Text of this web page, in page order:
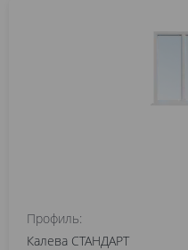
Профиль:
Калева СТАНДАРТ